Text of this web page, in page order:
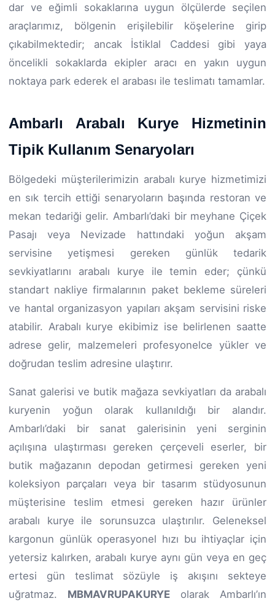
dar ve eğimli sokaklarına uygun ölçülerde seçilen
araçlarımız, bölgenin erişilebilir köşelerine girip
çıkabilmektedir; ancak İstiklal Caddesi gibi yaya
öncelikli sokaklarda ekipler aracı en yakın uygun
noktaya park ederek el arabası ile teslimatı tamamlar.
Ambarlı Arabalı Kurye Hizmetinin
Tipik Kullanım Senaryoları
Bölgedeki müşterilerimizin arabalı kurye hizmetimizi
en sık tercih ettiği senaryoların başında restoran ve
mekan tedariği gelir. Ambarlı’daki bir meyhane Çiçek
Pasajı veya Nevizade hattındaki yoğun akşam
servisine yetişmesi gereken günlük tedarik
sevkiyatlarını arabalı kurye ile temin eder; çünkü
standart nakliye firmalarının paket bekleme süreleri
ve hantal organizasyon yapıları akşam servisini riske
atabilir. Arabalı kurye ekibimiz ise belirlenen saatte
adrese gelir, malzemeleri profesyonelce yükler ve
doğrudan teslim adresine ulaştırır.
Sanat galerisi ve butik mağaza sevkiyatları da arabalı
kuryenin yoğun olarak kullanıldığı bir alandır.
Ambarlı’daki bir sanat galerisinin yeni serginin
açılışına ulaştırması gereken çerçeveli eserler, bir
butik mağazanın depodan getirmesi gereken yeni
koleksiyon parçaları veya bir tasarım stüdyosunun
müşterisine teslim etmesi gereken hazır ürünler
arabalı kurye ile sorunsuzca ulaştırılır. Geleneksel
kargonun günlük operasyonel hızı bu ihtiyaçlar için
yetersiz kalırken, arabalı kurye aynı gün veya en geç
ertesi gün teslimat sözüyle iş akışını sekteye
uğratmaz. MBMAVRUPAKURYE olarak Ambarlı’ın